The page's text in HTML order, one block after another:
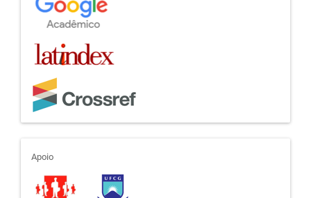
apoio
Apoio